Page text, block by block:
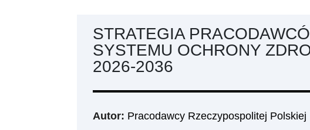
STRATEGIA
SYSTEMU OCHRONY
2026-2036
Autor: Pracodawcy Rzeczypospolitej Polskiej